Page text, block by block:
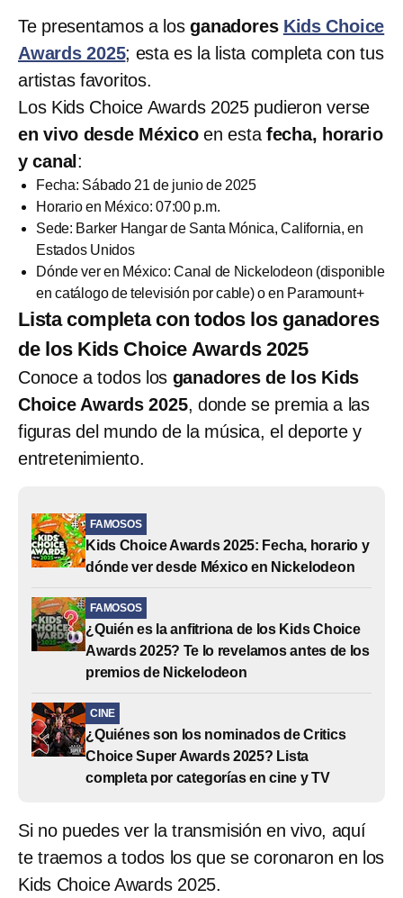
Te presentamos a losganadores Kids Choice
Awards 2025; esta es la lista completa con tus
artistas favoritos.
Los Kids Choice Awards 2025 pudieron verse
en vivo desde Méxicoen esta fecha, horario
y canal :
Fecha: Sábado 21 de junio de 2025
Horario en México: 07:00 p.m.
Sede: Barker Hangar de Santa Mónica, California, en
Estados Unidos
Dónde ver en México: Canal de Nickelodeon (disponible
en catálogo de televisión por cable) o en Paramount+
Lista completa con todos los ganadores
de los Kids Choice Awards 2025
Conoce a todos los ganadores de los Kids
Choice Awards 2025, donde se premia a las
figuras del mundo de la música, el deporte y
entretenimiento.
FAMOSOS
Kids Choice Awards 2025: Fecha, horario y
dónde ver desde México en Nickelodeon
FAMOSOS
¿Quién es la anfitriona de los Kids Choice
Awards 2025? Te lo revelamos antes de los
premios de Nickelodeon
CINE
¿Quiénes son los nominados de Critics
Choice Super Awards 2025? Lista
completa por categorías en cine y TV
Si no puedes ver la transmisión en vivo, aquí
te traemos a todos los que se coronaron en los
Kids Choice Awards 2025.